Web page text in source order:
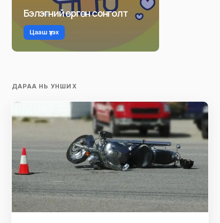
Бэлэгний өргөн сонголт
Цааш үзэх
ДАРАА НЬ УНШИХ